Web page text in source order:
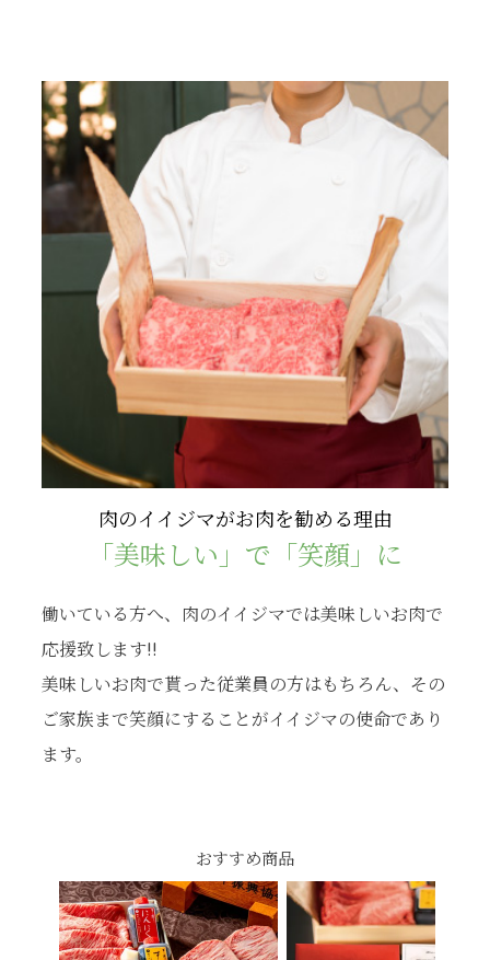
肉のイイジマがお肉を勧める理由
「美味しい」で「笑顔」に
働いている方へ、肉のイイジマでは美味しいお肉で
応援致します!!
美味しいお肉で貰った従業員の方はもちろん、その
ご家族まで笑顔にすることがイイジマの使命であり
ます。
おすすめ商品